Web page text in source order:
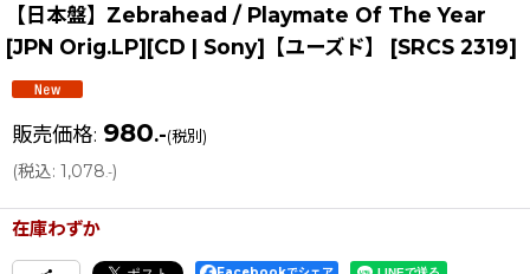
【日本盤】Zebrahead / Playmate Of The Year
[JPN Orig.LP][CD | Sony]【ユーズド】
[SRCS 2319]
販売価格: 980.-(税別)
(税込: 1,078.-)
在庫わずか